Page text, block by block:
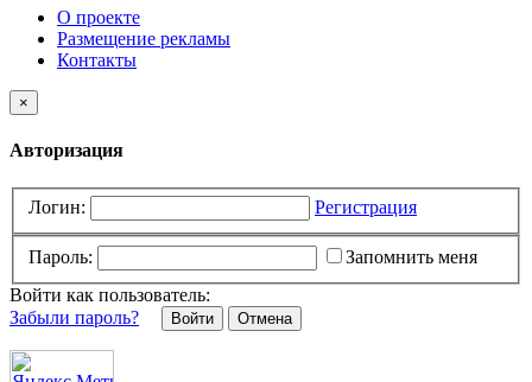
О проекте
Размещение рекламы
Контакты
×
Авторизация
Логин: Регистрация
Пароль:
Запомнить меня
Войти как пользователь:
Забыли пароль?
Отмена